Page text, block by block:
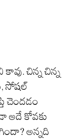
చిన్న చిన్న
సోషల్
చెందడం
అదే కోవకు
అన్నది